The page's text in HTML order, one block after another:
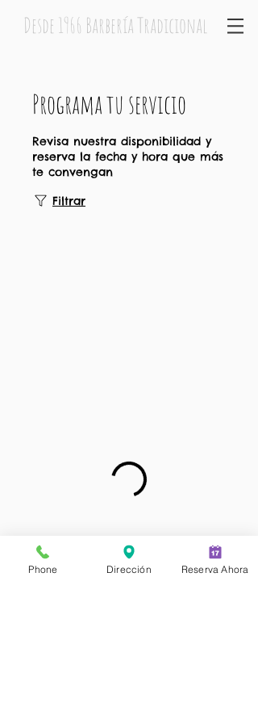
Desde 1966 Barbería Tradicional
Programa tu servicio
Revisa nuestra disponibilidad y
reserva la fecha y hora que más
te convengan
Filtrar
Phone Dirección Reserva Ahora